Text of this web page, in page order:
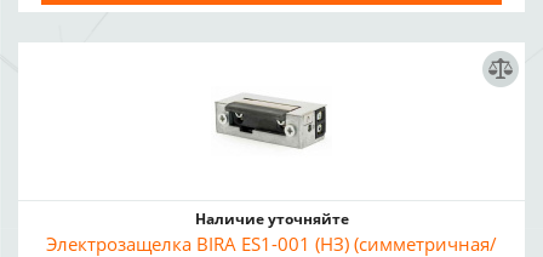
Наличие уточняйте
Электрозащелка BIRA ES1-001 (НЗ) (симметричная/